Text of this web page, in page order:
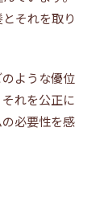
それを取り
ような優位
れを公正に
必要性を感